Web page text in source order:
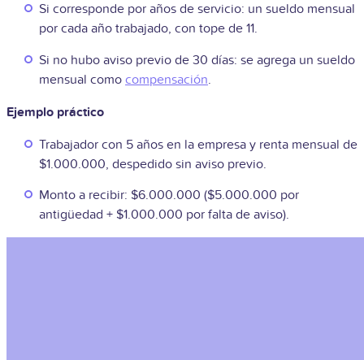
Si corresponde por años de servicio: un sueldo mensual
por cada año trabajado, con tope de 11.
Si no hubo aviso previo de 30 días: se agrega un sueldo
mensual como compensación.
Ejemplo práctico
Trabajador con 5 años en la empresa y renta mensual de
$1.000.000, despedido sin aviso previo.
Monto a recibir: $6.000.000 ($5.000.000 por
antigüedad + $1.000.000 por falta de aviso).